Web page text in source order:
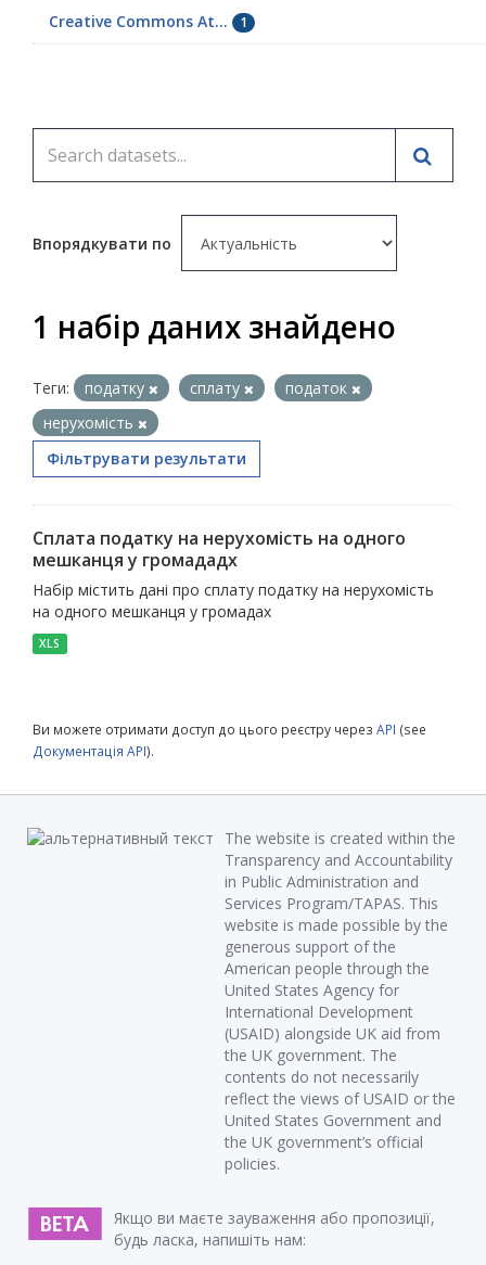
Creative Commons At... 1
Впорядкувати по
1 набір даних знайдено
Теги: податку сплату
податок
нерухомість
Фільтрувати результати
Сплата податку на нерухомість на одного
мешканця у громададх
Набір містить дані про сплату податку на нерухомість
на одного мешканця у громадах
XLS
Ви можете отримати доступ до цього реєстру через API (see
Документація API).
The website is created within the
Transparency and Accountability
in Public Administration and
Services Program/TAPAS. This
website is made possible by the
generous support of the
American people through the
United States Agency for
International Development
(USAID) alongside UK aid from
the UK government. The
contents do not necessarily
reflect the views of USAID or the
United States Government and
the UK government’s official
policies.
Якщо ви маєте зауваження або пропозиції,
будь ласка, напишіть нам: